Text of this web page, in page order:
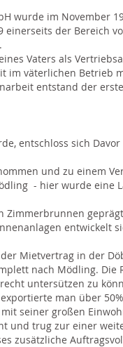
wurde im November
der Bereich
Vaters als
im väterlichen Betrieb
entstand der
entschloss sich
und zu einem
- hier wurde eine
entwickelt
Mietvertrag in der
nach Mödling. Die
untersützen zu
man über
seiner großen
und trug zur einer
zusätzliche